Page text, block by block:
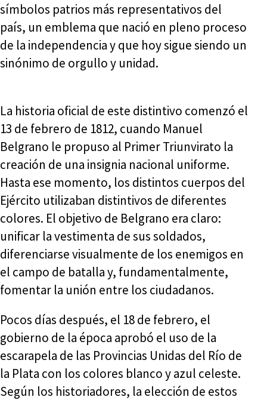
símbolos patrios más representativos del
país, un emblema que nació en pleno proceso
de la independencia y que hoy sigue siendo un
sinónimo de orgullo y unidad.
La historia oficial de este distintivo comenzó el
13 de febrero de 1812, cuando Manuel
Belgrano le propuso al Primer Triunvirato la
creación de una insignia nacional uniforme.
Hasta ese momento, los distintos cuerpos del
Ejército utilizaban distintivos de diferentes
colores. El objetivo de Belgrano era claro:
unificar la vestimenta de sus soldados,
diferenciarse visualmente de los enemigos en
el campo de batalla y, fundamentalmente,
fomentar la unión entre los ciudadanos.
Pocos días después, el 18 de febrero, el
gobierno de la época aprobó el uso de la
escarapela de las Provincias Unidas del Río de
la Plata con los colores blanco y azul celeste.
Según los historiadores, la elección de estos